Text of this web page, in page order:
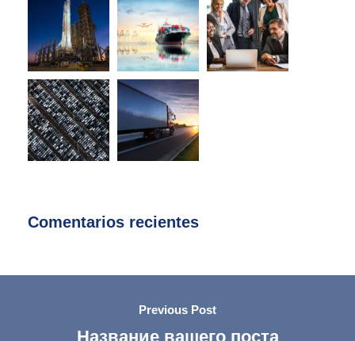
Comentarios recientes
Previous Post
Название вашего поста